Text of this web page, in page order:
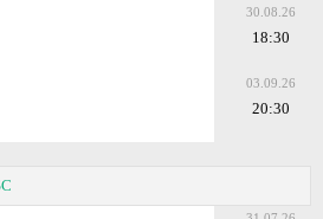
30.08.26
18:30
03.09.26
20:30